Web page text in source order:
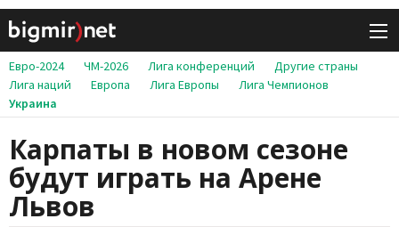
Евро-2024 ЧМ-2026 Лига конференций
Другие страны
Лига наций
Европа Лига Европы
Лига Чемпионов
Украина
Карпаты в новом сезоне
будут играть на Арене
Львов